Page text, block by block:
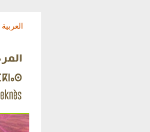
العربية